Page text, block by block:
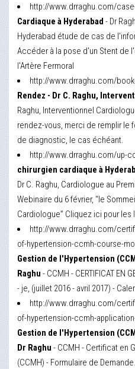
http://www.drraghu.com/
Cardiaque à Hyderabad - Dr
Hyderabad étude de cas de
Accéder à la pose d'un Stent de
l'Artère Fermoral
http://www.drraghu.com/
Rendez - Dr C. Raghu,
Raghu, Interventionnel
rendez-vous, merci de remplir le
de diagnostic, le cas échéant.
http://www.drraghu.com/up-
chirurgien cardiaque à
Dr C. Raghu, Cardiologue au
Webinaire du 6 février, “le
Cardiologue” Cliquez ici pour les
http://www.drraghu.com/
of-hypertension-ccmh-course-
Gestion de l'Hypertension
Raghu - CCMH - CERTIFICAT EN
- je, (juillet 2016 - avril 2017) -
http://www.drraghu.com/
of-hypertension-ccmh-
Gestion de l'Hypertension
Dr Raghu - CCMH - Certificat en
(CCMH) - Formulaire de